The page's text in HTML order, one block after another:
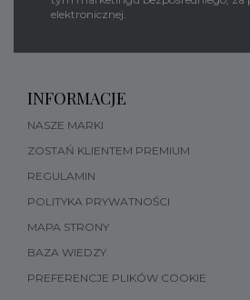
elektronicznej.
INFORMACJE
NASZE MARKI
ZOSTAŃ KLIENTEM PREMIUM
REGULAMIN
POLITYKA PRYWATNOŚCI
MAPA STRONY
BAZA WIEDZY
PREFERENCJE PLIKÓW COOKIE